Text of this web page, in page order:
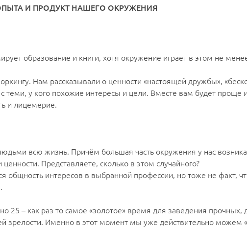
И ПРОДУКТ НАШЕГО ОКРУЖЕНИЯ
образование и книги, хотя окружение играет в этом не
Нам рассказывали о ценности «настоящей дружбы»,
теми, у кого похожие интересы и цели. Вместе вам будет проще
и лицемерие.
всю жизнь. Причём большая часть окружения у нас
Представляете, сколько в этом случайного?
общность интересов в выбранной профессии, но тоже не факт,
25 – как раз то самое «золотое» время для заведения
зрелости. Именно в этот момент мы уже действительно можем